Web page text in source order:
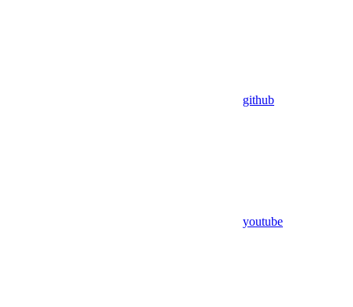
github
youtube